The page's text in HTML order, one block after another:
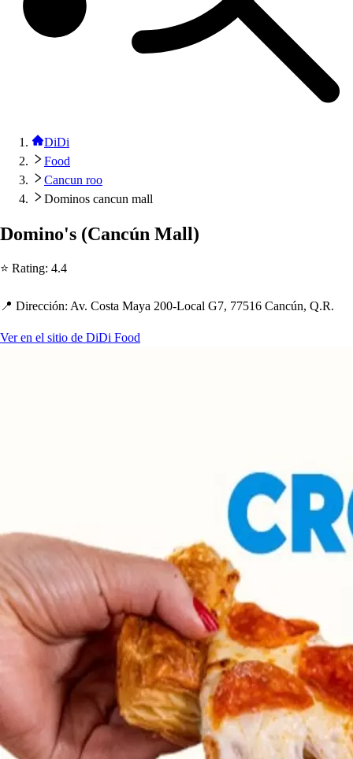
DiDi
Food
Cancun roo
Dominos cancun mall
Domino's (Cancún Mall)
⭐ Rating: 4.4
📍 Dirección: Av. Costa Maya 200-Local G7, 77516 Cancún, Q.R.
Ver en el sitio de DiDi Food